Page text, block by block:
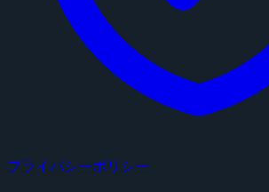
プライバシーポリシー